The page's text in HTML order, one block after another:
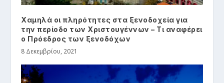
Χαμηλά οι πληρότητες στα ξενοδοχεία για
την περίοδο των Χριστουγέννων – Τι αναφέρει
ο Πρόεδρος των ξενοδόχων
8 Δεκεμβρίου, 2021